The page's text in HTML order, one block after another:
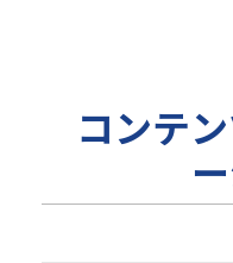
コンテ